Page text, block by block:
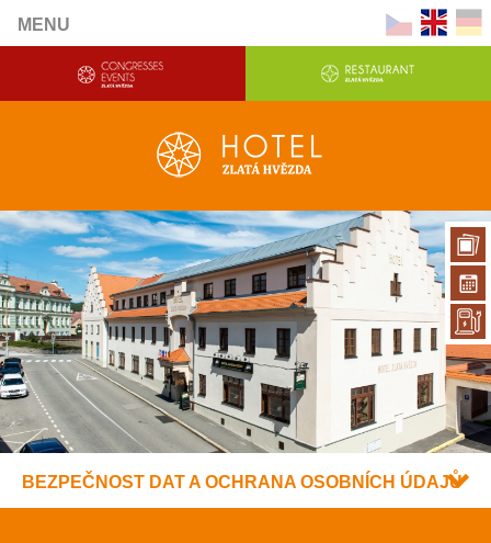
MENU
BEZPEČNOST DAT A OCHRANA OSOBNÍCH ÚDAJŮ